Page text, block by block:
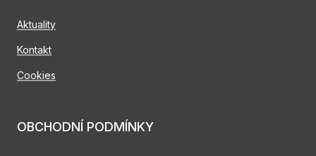
Aktuality
Kontakt
Cookies
OBCHODNÍ PODMÍNKY